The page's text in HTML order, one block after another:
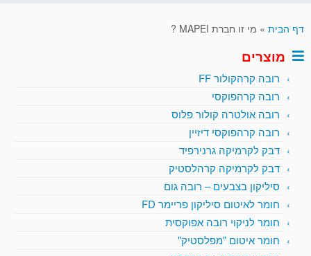
לתוכן
דף הבית » מי זו חברת MAPEI ?
מוצרים
רובה קרהקולור FF
רובה קרהפוקסי
רובה אולטרה קולור פלוס
רובה קרהפוקסי דיזיין
דבק לקרמיקה גרנירפיד
דבק לקרמיקה קרהלסטיק
סיליקון בצבעים – רובה גום
חומר לאיטום סיליקון פריימר FD
חומר לניקוי רובה אפוקסית
חומר איטום "מפלסטיק"